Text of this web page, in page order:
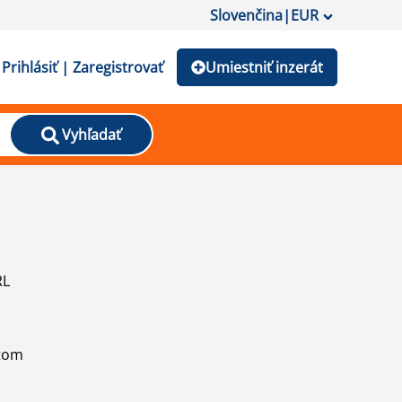
Slovenčina|EUR
Prihlásiť | Zaregistrovať Umiestniť inzerát
Vyhľadať